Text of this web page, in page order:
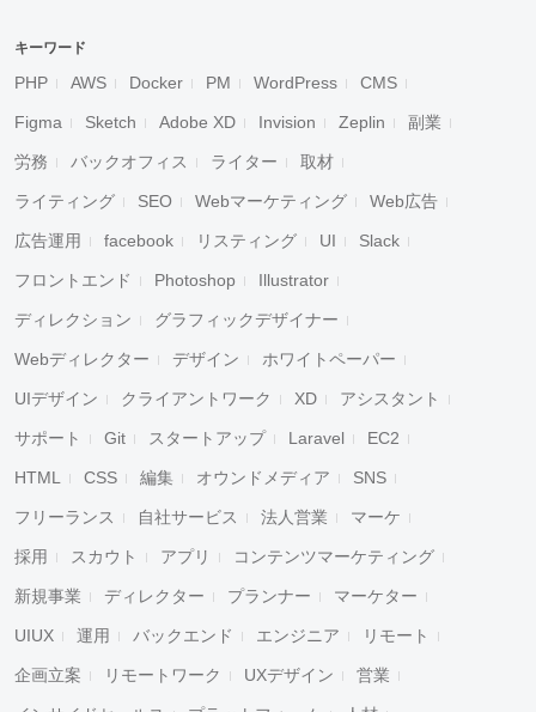
キーワード
PHP AWS Docker PM WordPress CMS
Figma Sketch Adobe XD Invision Zeplin 副業
労務 バックオフィス ライター 取材
ライティング SEO Webマーケティング Web広告
広告運用 facebook リスティング UI Slack
フロントエンド Photoshop Illustrator
ディレクション グラフィックデザイナー
Webディレクター デザイン ホワイトペーパー
UIデザイン クライアントワーク XD アシスタント
サポート Git スタートアップ Laravel EC2
HTML CSS 編集 オウンドメディア SNS
フリーランス 自社サービス 法人営業 マーケ
採用 スカウト アプリ コンテンツマーケティング
新規事業 ディレクター プランナー マーケター
UIUX 運用 バックエンド エンジニア リモート
企画立案 リモートワーク UXデザイン 営業